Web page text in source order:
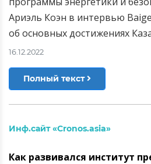
Ариэль Коэн в интервью
об основных достижениях
16.12.2022
Полный текст
Инф.сайт «Cronos.asia»
Как развивался институт